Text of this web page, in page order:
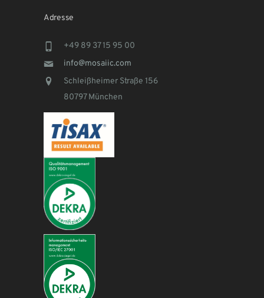
Adresse
+49 89 37 15 95 00
info@mosaiic.com
Schleißheimer Straße 156
80797 München